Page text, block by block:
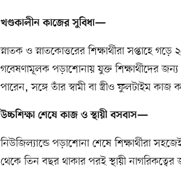
খণ্ডকালীন কাজের সুবিধা—
স্নাতক ও স্নাতকোত্তরের শিক্ষার্থীরা সপ্তাহে
গবেষণামূলক পড়াশোনায় যুক্ত শিক্ষার্থীদের
পারেন, সঙ্গে তাঁর স্বামী বা স্ত্রীও ফুলটাইম কাজ
উচ্চশিক্ষা শেষে কাজ ও স্থায়ী বসবাস—
নিউজিল্যান্ডে পড়াশোনা শেষে শিক্ষার্থীরা
থেকে তিন বছর থাকার পরই স্থায়ী